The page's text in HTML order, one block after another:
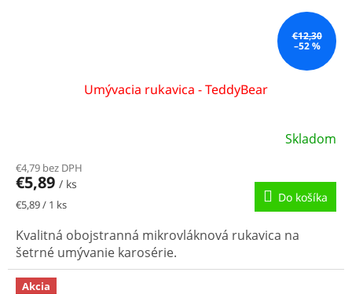
€12,30
–52 %
Umývacia rukavica - TeddyBear
Skladom
€4,79 bez DPH
€5,89 / ks
Jednotková
€5,89 / 1 ks Do košíka
Kvalitná obojstranná mikrovláknová rukavica na
šetrné umývanie karosérie.
Akcia